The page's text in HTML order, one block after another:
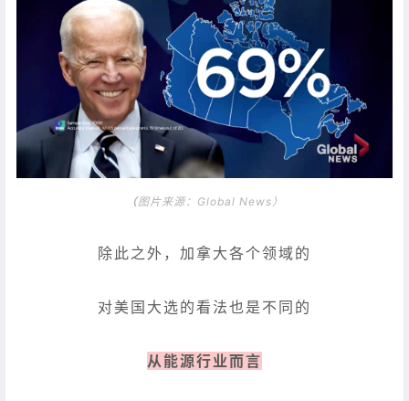
（图片来源：Global News）
除此之外，加拿大各个领域的
对美国大选的看法也是不同的
从能源行业而言